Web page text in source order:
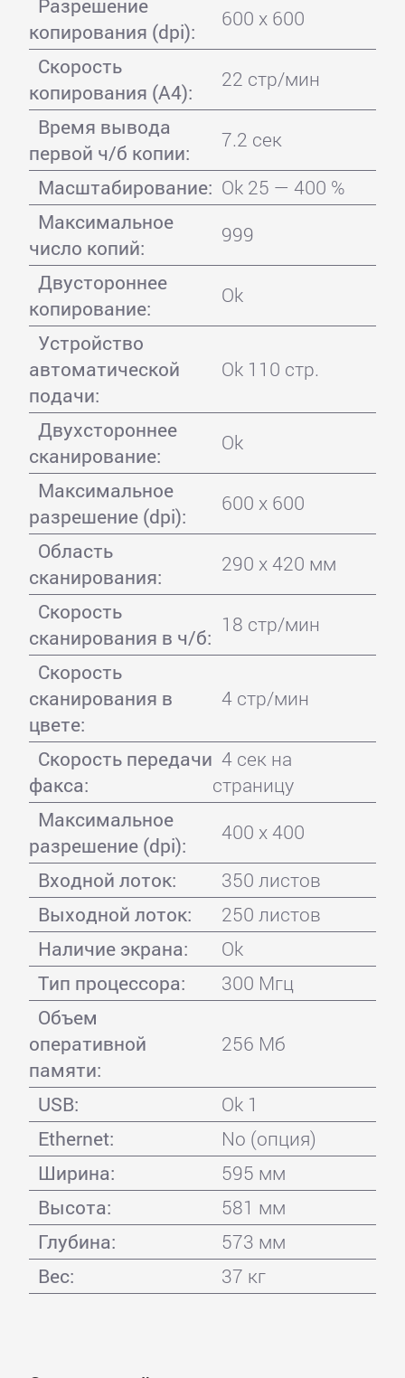
Разрешение
копирования (dpi):
600 x 600
Скорость
копирования (A4):
22 стр/мин
Время вывода
первой ч/б копии:
7.2 сек
Масштабирование: Ok 25 — 400 %
Максимальное
число копий:
999
Двустороннее
копирование:
Ok
Устройство
автоматической
подачи:
Ok 110 стр.
Двухстороннее
сканирование:
Ok
Максимальное
разрешение (dpi):
600 x 600
Область
сканирования:
290 x 420 мм
Скорость
сканирования в ч/б:
18 стр/мин
Скорость
сканирования в
цвете:
4 стр/мин
Скорость передачи
факса:
4 сек на
страницу
Максимальное
разрешение (dpi):
400 x 400
Входной лоток:
350 листов
Выходной лоток:
250 листов
Наличие экрана:
Ok
Тип процессора:
300 Мгц
Объем
оперативной
памяти:
256 Мб
USB:
Ok 1
Ethernet:
No (опция)
Ширина:
595 мм
Высота:
581 мм
Глубина:
573 мм
Вес:
37 кг